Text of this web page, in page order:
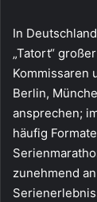
In
„Tatort“
Kommissaren
Berlin,
ansprechen;
häufig
zunehmend